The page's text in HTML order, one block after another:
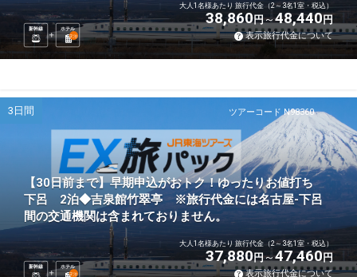
新幹線
ホテル
2泊
大人1名様あたり 旅行代金（2～3名1室・税込）
38,860円 48,440円
表示旅行代金について
ツアーコード N98360
3日間
【30日前まで】早期申込がおトク！ゆったりお値打ち
下呂 2泊◆吉泉館竹翠亭 ※旅行代金には名古屋-下呂
間の交通機関は含まれておりません。
新幹線
ホテル
2泊
大人1名様あたり 旅行代金（2～3名1室・税込）
37,880円 47,460円
表示旅行代金について